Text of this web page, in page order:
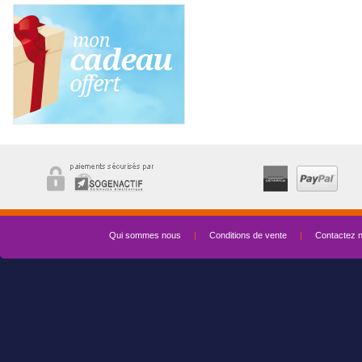
Qui sommes nous | Conditions de vente | Contactez